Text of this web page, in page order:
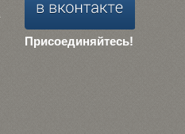
Присоединяйтесь!